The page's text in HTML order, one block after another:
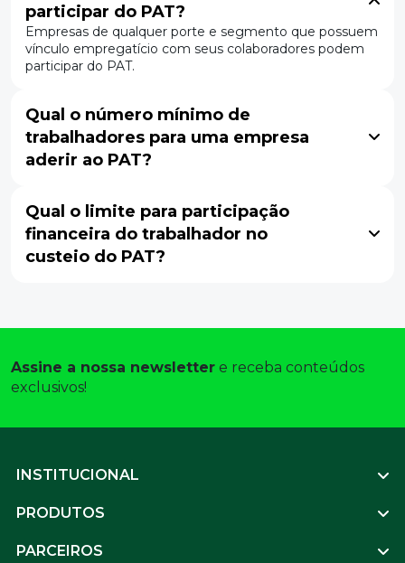
participar do PAT?
Empresas de qualquer porte e segmento que possuem
vínculo empregatício com seus colaboradores podem
participar do PAT.
Qual o número mínimo de
trabalhadores para uma empresa
aderir ao PAT?
Qual o limite para participação
financeira do trabalhador no
custeio do PAT?
Assine a nossa newsletter e receba conteúdos
exclusivos!
Footer
INSTITUCIONAL
PRODUTOS
PARCEIROS